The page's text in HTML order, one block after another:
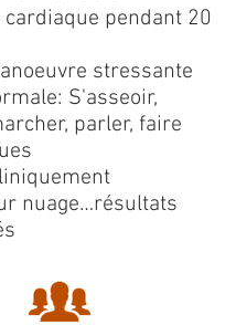
pendant 20
stressante
S'asseoir,
parler, faire
nuage…résultats